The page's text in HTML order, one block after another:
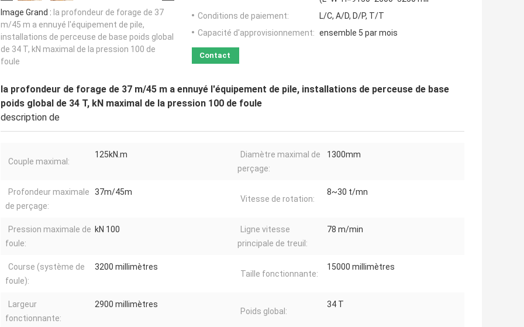
Image Grand : la profondeur de forage de 37
m/45 m a ennuyé l'équipement de pile,
installations de perceuse de base poids global
de 34 T, kN maximal de la pression 100 de
foule
Conditions de paiement:
L/C, A/D, D/P, T/T
Capacité d'approvisionnement: ensemble 5 par mois
Contact
la profondeur de forage de 37 m/45 m a ennuyé l'équipement de pile, installations de perceuse de base
poids global de 34 T, kN maximal de la pression 100 de foule
description de
Couple maximal:
125kN.m
Diamètre maximal de
perçage:
1300mm
Profondeur maximale
de perçage:
37m/45m
Vitesse de rotation:
8~30 t/mn
Pression maximale de
foule:
kN 100
Ligne vitesse
principale de treuil:
78 m/min
Course (système de
foule):
3200 millimètres
Taille fonctionnante:
15000 millimètres
Largeur
fonctionnante:
2900 millimètres
Poids global:
34 T